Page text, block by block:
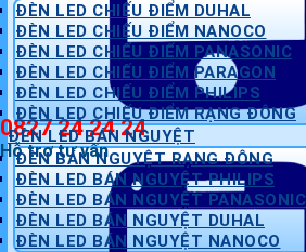
0827 24 24 24
Hỗ trợ tư vấn
ĐÈN LED CHIẾU ĐIỂM DUHAL
ĐÈN LED CHIẾU ĐIỂM NANOCO
ĐÈN LED CHIẾU ĐIỂM PANASONIC
ĐÈN LED CHIẾU ĐIỂM PARAGON
ĐÈN LED CHIẾU ĐIỂM PHILIPS
ĐÈN LED CHIẾU ĐIỂM RẠNG ĐÔNG
ĐÈN LED BÁN NGUYỆT
ĐÈN BÁN NGUYỆT RẠNG ĐÔNG
ĐÈN LED BÁN NGUYỆT PHILIPS
ĐÈN LED BÁN NGUYỆT PANASONIC
ĐÈN LED BÁN NGUYỆT DUHAL
ĐÈN LED BÁN NGUYỆT NANOCO